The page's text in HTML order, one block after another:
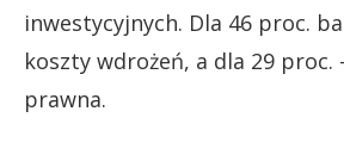
inwestycyjnych. Dla 46 proc.
koszty wdrożeń, a dla 29 proc.
prawna.